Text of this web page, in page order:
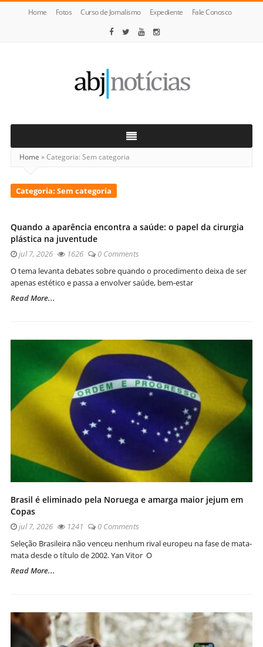
Home Fotos Curso de Jornalismo Expediente Fale Conosco
Notícias
Home »Categoria: Sem categoria
Categoria: Sem categoria
Quando a aparência encontra a saúde: o papel da cirurgia
plástica na juventude
jul 7, 2026 1626
0 Comments
O tema levanta debates sobre quando o procedimento deixa de ser
apenas estético e passa a envolver saúde, bem-estar
Read More...
Brasil é eliminado pela Noruega e amarga maior jejum em
Copas
jul 7, 2026 1241
0 Comments
Seleção Brasileira não venceu nenhum rival europeu na fase de mata-
mata desde o título de 2002. Yan Vitor O
Read More...